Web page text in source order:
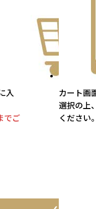
入
でご
カート画
選択の上
ください。